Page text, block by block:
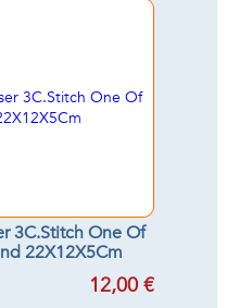
3C.Stitch One Of
22X12X5Cm
12,00 €